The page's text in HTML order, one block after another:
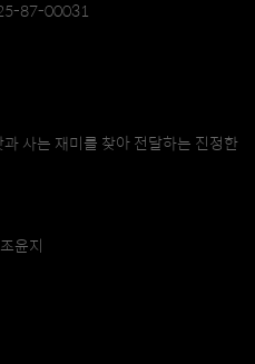
87-00031
사는 재미를 찾아 전달하는 진정한
윤지